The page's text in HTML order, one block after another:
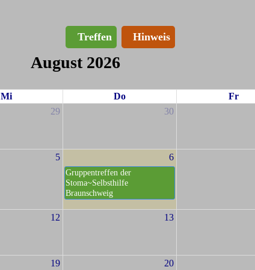
Treffen Hinweis
August 2026
Mi Do
Fr
29 30
5 6
Gruppentreffen der
Stoma~Selbsthilfe
Braunschweig
12 13
19 20